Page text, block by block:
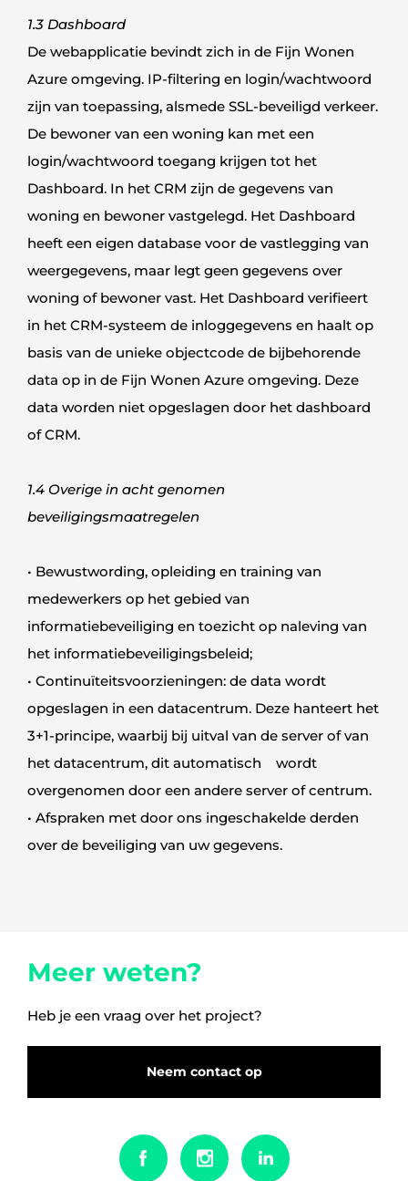
1.3 Dashboard
De webapplicatie bevindt zich in de Fijn Wonen
Azure omgeving. IP-filtering en login/wachtwoord
zijn van toepassing, alsmede SSL-beveiligd verkeer.
De bewoner van een woning kan met een
login/wachtwoord toegang krijgen tot het
Dashboard. In het CRM zijn de gegevens van
woning en bewoner vastgelegd. Het Dashboard
heeft een eigen database voor de vastlegging van
weergegevens, maar legt geen gegevens over
woning of bewoner vast. Het Dashboard verifieert
in het CRM-systeem de inloggegevens en haalt op
basis van de unieke objectcode de bijbehorende
data op in de Fijn Wonen Azure omgeving. Deze
data worden niet opgeslagen door het dashboard
of CRM.
1.4 Overige in acht genomen
beveiligingsmaatregelen
• Bewustwording, opleiding en training van
medewerkers op het gebied van
informatiebeveiliging en toezicht op naleving van
het informatiebeveiligingsbeleid;
• Continuïteitsvoorzieningen: de data wordt
opgeslagen in een datacentrum. Deze hanteert het
3+1-principe, waarbij bij uitval van de server of van
het datacentrum, dit automatisch wordt
overgenomen door een andere server of centrum.
• Afspraken met door ons ingeschakelde derden
over de beveiliging van uw gegevens.
Meer weten?
Heb je een vraag over het project?
Neem contact op